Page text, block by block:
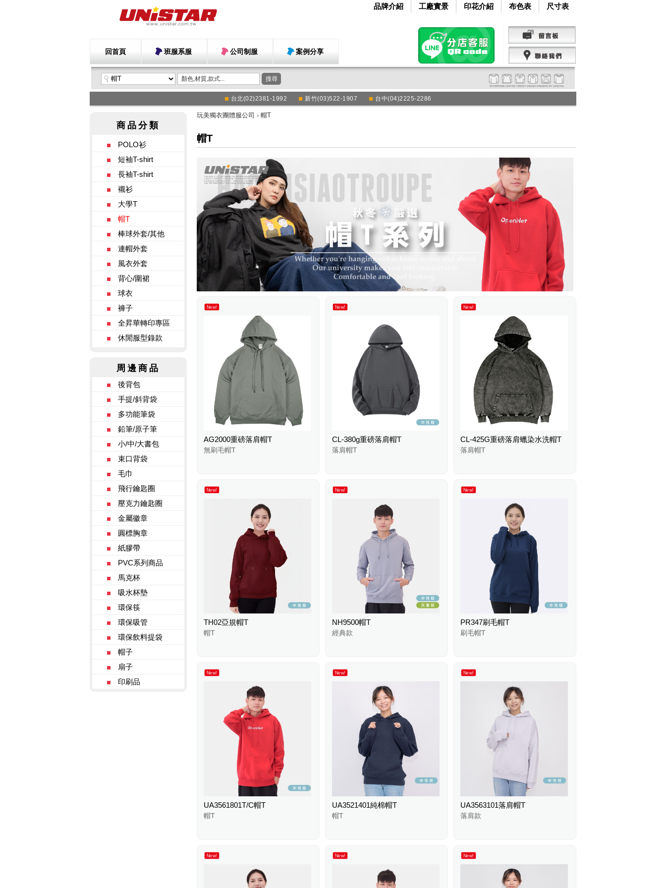
尺寸表
布色表
印花介紹
工廠實景
品牌介紹
回首頁 班服系服 公司制服 案例分享
搜尋
台北(02)2381-1992 新竹(03)522-1907 台中(04)2225-2286
POLO衫
短袖T-shirt
長袖T-shirt
襯衫
大學T
帽T
棒球外套/其他
連帽外套
風衣外套
背心/圍裙
球衣
褲子
全昇華轉印專區
休閒服型錄款
周邊商品
後背包
手提/斜背袋
多功能筆袋
鉛筆/原子筆
小/中/大書包
束口背袋
毛巾
飛行鑰匙圈
壓克力鑰匙圈
金屬徽章
圓標胸章
紙膠帶
PVC系列商品
馬克杯
吸水杯墊
環保筷
環保吸管
環保飲料提袋
帽子
扇子
印刷品
玩美獨衣團體服公司 ›帽T
帽T
New!
AG2000重磅落肩帽T
無刷毛帽T
New!
CL-380g重磅落肩帽T
落肩帽T
New!
CL-425G重磅落肩蠟染水洗帽T
落肩帽T
New!
TH02亞規帽T
帽T
New!
NH9500帽T
經典款
New!
PR347刷毛帽T
刷毛帽T
New!
UA3561801T/C帽T
帽T
New!
UA3521401純棉帽T
帽T
New!
UA3563101落肩帽T
落肩款
New! New! New!